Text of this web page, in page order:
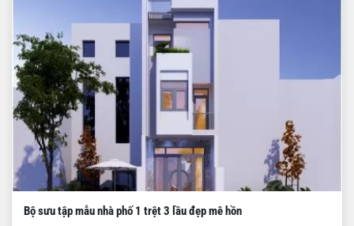
Bộ sưu tập mẫu nhà phố 1 trệt 3 lầu đẹp mê hồn